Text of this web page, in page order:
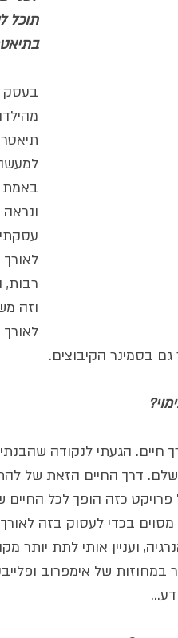
תוכל
בעסק
באמת
רבות,
וזה
בסמינר הקיבוצים.
חיים. הגעתי לנקודה
דרך החיים הזאת של
בכדי לעסוק בזה
ועניין אותי לתת יותר
של אימפרוב